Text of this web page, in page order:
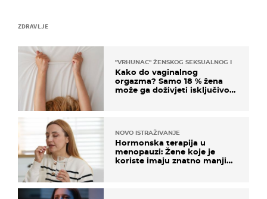
ZDRAVLJE
"VRHUNAC" ŽENSKOG SEKSUALNOG ISKUSTVA
Kako do vaginalnog
orgazma? Samo 18 % žena
može ga doživjeti isključivo
NOVO ISTRAŽIVANJE
Hormonska terapija u
menopauzi: Žene koje je
koriste imaju znatno manji